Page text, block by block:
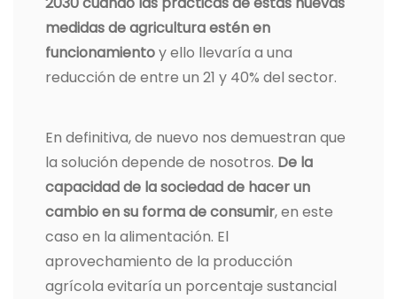
medidas de agricultura estén en
funcionamientoy ello llevaría a una
reducción de entre un 21 y 40% del sector.
En definitiva, de nuevo nos demuestran que
la solución depende de nosotros. De la
capacidad de la sociedad de hacer un
cambio en su forma de consumir, en este
caso en la alimentación. El
aprovechamiento de la producción
agrícola evitaría un porcentaje sustancial